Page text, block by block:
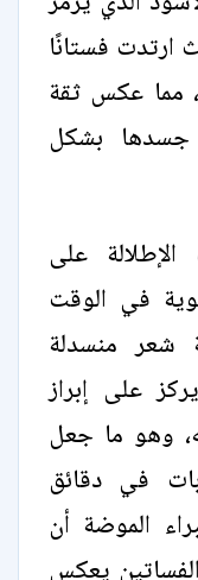
ارتدت فستانًا
مما عكس ثقة
جسدها بشكل
على
في الوقت
شعر منسدلة
على إبراز
وهو ما جعل
في دقائق
الموضة أن